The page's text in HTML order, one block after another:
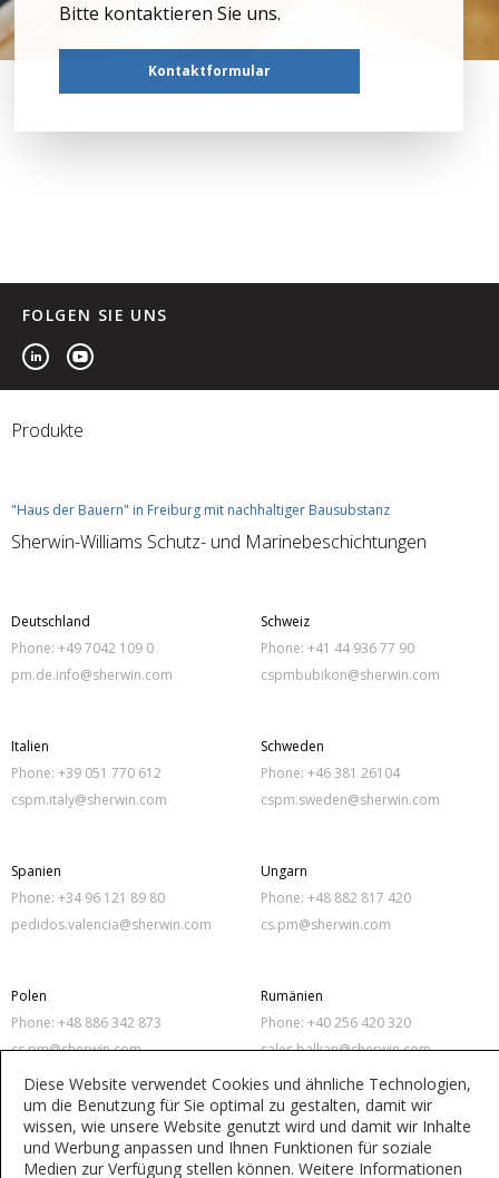
Bitte kontaktieren Sie uns.
Kontaktformular
FOLGEN SIE UNS
Produkte
"Haus der Bauern" in Freiburg mit nachhaltiger Bausubstanz
Sherwin-Williams Schutz- und Marinebeschichtungen
Deutschland
Phone: +49 7042 109 0
pm.de.info@sherwin.com
Schweiz
Phone: +41 44 936 77 90
cspmbubikon@sherwin.com
Italien
Phone: +39 051 770 612
cspm.italy@sherwin.com
Schweden
Phone: +46 381 26104
cspm.sweden@sherwin.com
Spanien
Phone: +34 96 121 89 80
pedidos.valencia@sherwin.com
Ungarn
Phone: +48 882 817 420
cs.pm@sherwin.com
Polen
Phone: +48 886 342 873
cs.pm@sherwin.com
Rumänien
Phone: +40 256 420 320
sales.balkan@sherwin.com
Datenschutz-Bestimmungen Nutzungsbedingungen
Diese Website verwendet Cookies und ähnliche Technologien,
um die Benutzung für Sie optimal zu gestalten, damit wir
wissen, wie unsere Website genutzt wird und damit wir Inhalte
und Werbung anpassen und Ihnen Funktionen für soziale
Medien zur Verfügung stellen können. Weitere Informationen